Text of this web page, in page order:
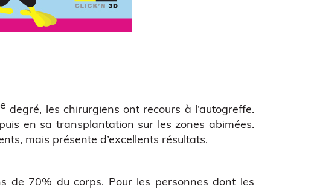
degré, les chirurgiens ont recours à l’autogreffe.
en sa transplantation sur les zones abimées.
mais présente d’excellents résultats.
de 70% du corps. Pour les personnes dont les